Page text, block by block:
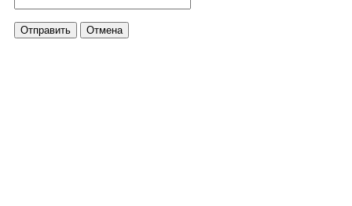
Отправить Отмена